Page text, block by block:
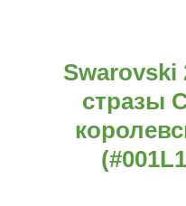
Swarovski
стразы